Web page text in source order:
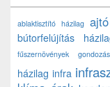
ablaktisztító házilag ajtó
bútorfelújítás
fűszernövények
házilag infra